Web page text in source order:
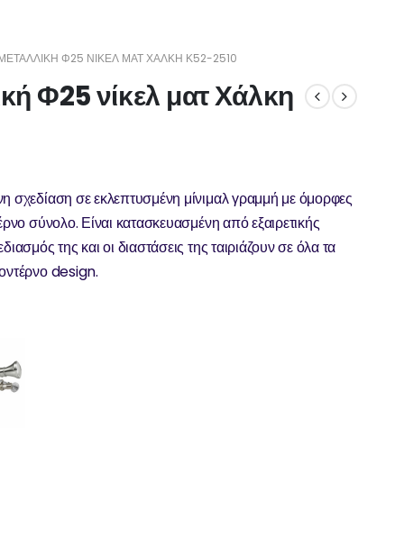
Φ25 ΝΊΚΕΛ ΜΑΤ ΧΆΛΚΗ Κ52-2510
Φ25 νίκελ ματ Χάλκη
σχεδίαση σε εκλεπτυσμένη μίνιμαλ γραμμή με όμορφες
σύνολο. Είναι κατασκευασμένη από εξαιρετικής
της και οι διαστάσεις της ταιριάζουν σε όλα τα
design.